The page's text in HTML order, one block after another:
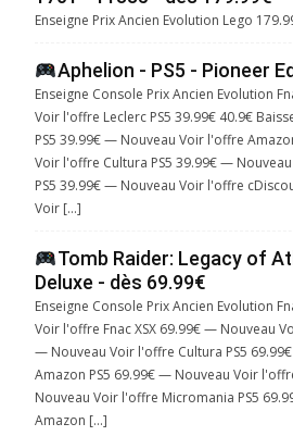
Enseigne Prix Ancien Evolution Lego
Aphelion - PS5 - Pioneer
Enseigne Console Prix Ancien Evolution
Voir l'offre Leclerc PS5 39.99€ 40.9€
PS5 39.99€ — Nouveau Voir l'offre
Voir l'offre Cultura PS5 39.99€ —
PS5 39.99€ — Nouveau Voir l'offre
Voir […]
Tomb Raider: Legacy of
Deluxe - dès 69.99€
Enseigne Console Prix Ancien Evolution
Voir l'offre Fnac XSX 69.99€ — Nouveau
— Nouveau Voir l'offre Cultura PS5
Amazon PS5 69.99€ — Nouveau Voir
Nouveau Voir l'offre Micromania PS5
Amazon […]